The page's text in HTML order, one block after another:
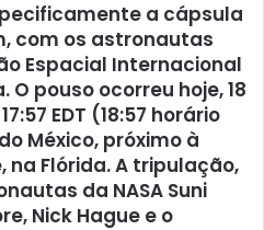
a cápsula
com os astronautas
Espacial Internacional
O pouso ocorreu hoje, 18
EDT (18:57 horário
México, próximo à
Flórida. A tripulação,
da NASA Suni
Nick Hague e o